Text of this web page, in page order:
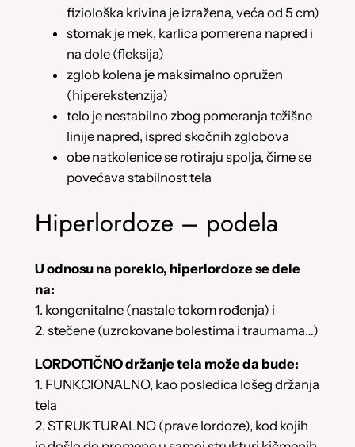
fiziološka krivina je izražena, veća od 5 cm)
stomak je mek, karlica pomerena napred i
na dole (fleksija)
zglob kolena je maksimalno opružen
(hiperekstenzija)
telo je nestabilno zbog pomeranja težišne
linije napred, ispred skočnih zglobova
obe natkolenice se rotiraju spolja, čime se
povećava stabilnost tela
Hiperlordoze – podela
U odnosu na poreklo, hiperlordoze se dele
na:
1. kongenitalne (nastale tokom rođenja) i
2. stečene (uzrokovane bolestima i traumama…)
LORDOTIČNO držanje tela može da bude:
1. FUNKCIONALNO, kao posledica lošeg držanja
tela
2. STRUKTURALNO (prave lordoze), kod kojih